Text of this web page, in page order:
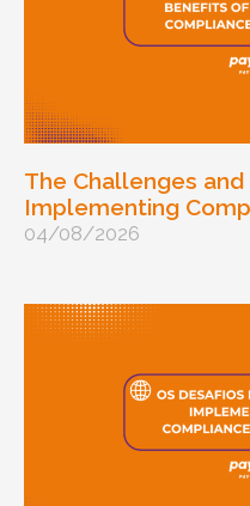
The Challenges
Implementing
04/08/2026